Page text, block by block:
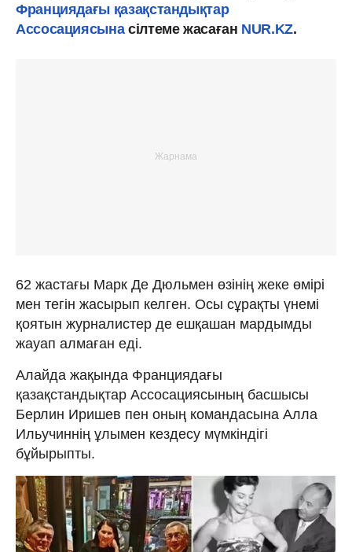
Франциядағы қазақстандықтар
Ассосациясынасілтеме жасаған NUR.KZ.
62 жастағы Марк Де Дюльмен өзінің жеке өмірі
мен тегін жасырып келген. Осы сұрақты үнемі
қоятын журналистер де ешқашан мардымды
жауап алмаған еді.
Алайда жақында Франциядағы
қазақстандықтар Ассосациясының басшысы
Берлин Иришев пен оның командасына Алла
Ильучиннің ұлымен кездесу мүмкіндігі
бұйырыпты.